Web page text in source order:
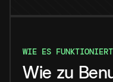
WIE ES FUNKTIONIERT
Wie zu